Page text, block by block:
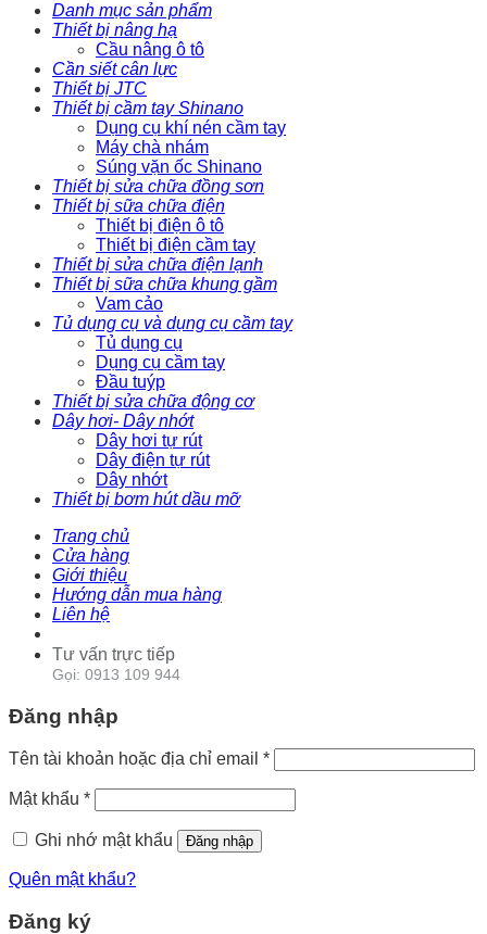
Danh mục sản phẩm
Thiết bị nâng hạ
Cầu nâng ô tô
Cần siết cân lực
Thiết bị JTC
Thiết bị cầm tay Shinano
Dụng cụ khí nén cầm tay
Máy chà nhám
Súng vặn ốc Shinano
Thiết bị sửa chữa đồng sơn
Thiết bị sữa chữa điện
Thiết bị điện ô tô
Thiết bị điện cầm tay
Thiết bị sửa chữa điện lạnh
Thiết bị sữa chữa khung gầm
Vam cảo
Tủ dụng cụ và dụng cụ cầm tay
Tủ dụng cụ
Dụng cụ cầm tay
Đầu tuýp
Thiết bị sửa chữa động cơ
Dây hơi- Dây nhớt
Dây hơi tự rút
Dây điện tự rút
Dây nhớt
Thiết bị bơm hút dầu mỡ
Trang chủ
Cửa hàng
Giới thiệu
Hướng dẫn mua hàng
Liên hệ
Tư vấn trực tiếp
Gọi: 0913 109 944
Đăng nhập
Tên tài khoản hoặc địa chỉ email *
Mật khẩu *
Ghi nhớ mật khẩu Đăng nhập
Quên mật khẩu?
Đăng ký